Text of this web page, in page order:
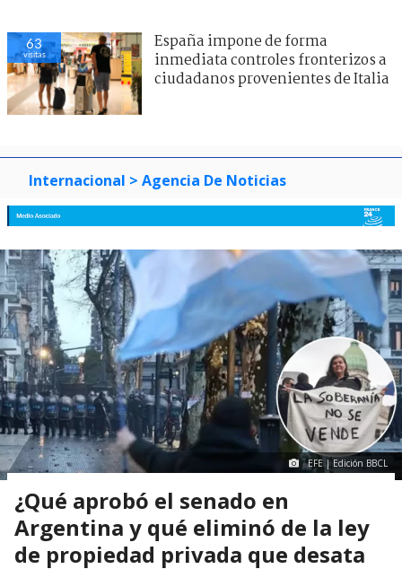
63
visitas
España impone de forma
inmediata controles fronterizos a
ciudadanos provenientes de Italia
Internacional > Agencia De Noticias
EFE | Edición BBCL
¿Qué aprobó el senado en
Argentina y qué eliminó de la ley
de propiedad privada que desata